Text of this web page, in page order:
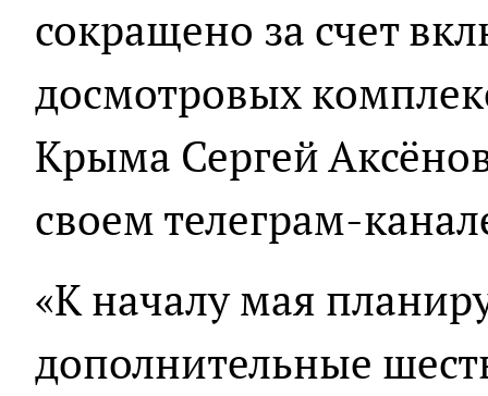
сокращено за счет
досмотровых
Крыма Сергей
своем телеграм-
«К началу мая
дополнительные